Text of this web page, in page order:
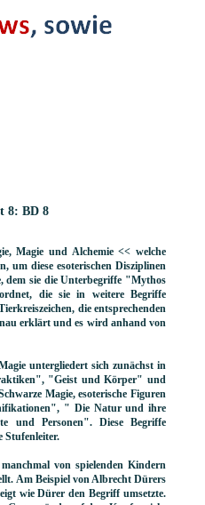
8: BD 8
Magie und Alchemie << welche
um diese esoterischen Disziplinen
dem sie die Unterbegriffe "Mythos
die sie in weitere Begriffe
die entsprechenden
erklärt und es wird anhand von
untergliedert sich zunächst in
"Geist und Körper" und
Magie, esoterische Figuren
" Die Natur und ihre
und Personen". Diese Begriffe
Stufenleiter.
von spielenden Kindern
Am Beispiel von Albrecht Dürers
wie Dürer den Begriff umsetzte.